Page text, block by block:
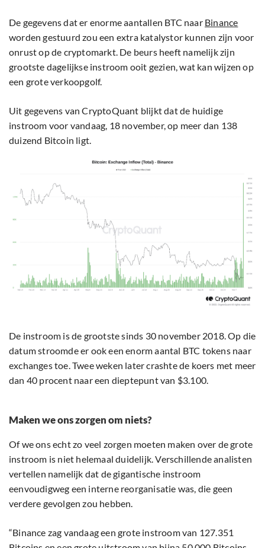
De gegevens dat er enorme aantallen BTC naar Binance
worden gestuurd zou een extra katalystor kunnen zijn voor
onrust op de cryptomarkt. De beurs heeft namelijk zijn
grootste dagelijkse instroom ooit gezien, wat kan wijzen op
een grote verkoopgolf.
Uit gegevens van CryptoQuant blijkt dat de huidige
instroom voor vandaag, 18 november, op meer dan 138
duizend Bitcoin ligt.
De instroom is de grootste sinds 30 november 2018. Op die
datum stroomde er ook een enorm aantal BTC tokens naar
exchanges toe. Twee weken later crashte de koers met meer
dan 40 procent naar een dieptepunt van $3.100.
Maken we ons zorgen om niets?
Of we ons echt zo veel zorgen moeten maken over de grote
instroom is niet helemaal duidelijk. Verschillende analisten
vertellen namelijk dat de gigantische instroom
eenvoudigweg een interne reorganisatie was, die geen
verdere gevolgen zou hebben.
“Binance zag vandaag een grote instroom van 127.351